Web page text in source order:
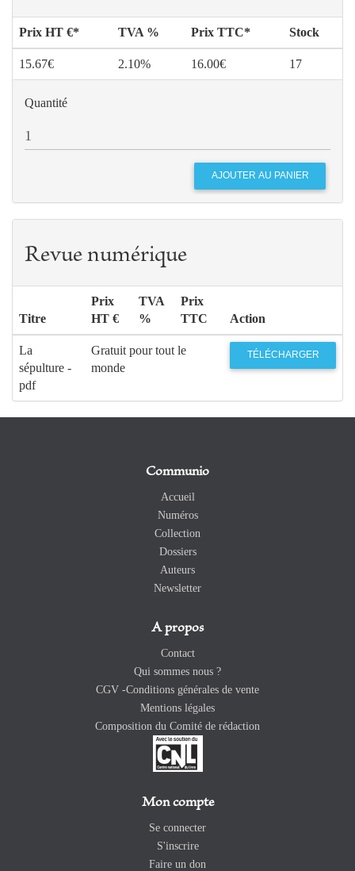
Prix HT €* TVA % Prix TTC* Stock
15.67€ 2.10% 16.00€ 17
Quantité
Revue numérique
Titre
Prix
HT €
TVA
%
Prix
TTC
Action
La
sépulture -
pdf
Gratuit pour tout le
monde
TÉLÉCHARGER
Communio
Accueil
Numéros
Collection
Dossiers
Auteurs
Newsletter
A propos
Contact
Qui sommes nous ?
CGV -Conditions générales de vente
Mentions légales
Composition du Comité de rédaction
Mon compte
Se connecter
S'inscrire
Faire un don